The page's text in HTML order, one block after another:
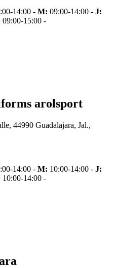
14:00 - M: 09:00-14:00 - J:
09:00-15:00 -
arolsport
44990 Guadalajara, Jal.,
14:00 - M: 10:00-14:00 - J:
10:00-14:00 -